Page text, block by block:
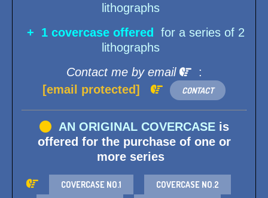
lithographs
+ 1 covercase offered
for a series of 2
lithographs
Contact me by email :
[email protected]
 CONTACT
 AN ORIGINAL COVERCASEis
offered for the purchase of one or
more series
 COVERCASE NO.1
COVERCASE NO.2